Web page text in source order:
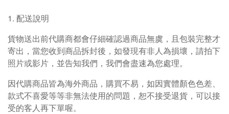
1. 配送說明
貨物送出前代購商都會仔細確認過商品無虞，且包裝完整才
寄出，當您收到商品拆封後，如發現有非人為損壞，請拍下
照片或影片，並告知我們，我們會盡速為您處理。
因代購商品皆為海外商品，購買不易，如因實體顏色色差、
款式不喜愛等等非無法使用的問題，恕不接受退貨，可以接
受的客人再下單喔。